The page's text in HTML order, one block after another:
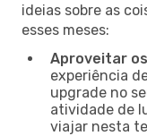
ideias sobre as
esses meses:
Aproveitar
experiência
upgrade no
atividade de
viajar nesta